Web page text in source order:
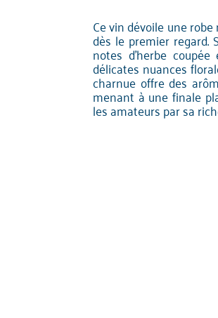
Ce vin dévoile une
dès le premier regard.
notes d'herbe
délicates nuances
charnue offre des
menant à une finale
les amateurs par sa